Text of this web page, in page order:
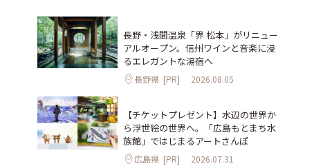
長野・浅間温泉「界 松本」がリニュー
アルオープン。信州ワインと音楽に浸
るエレガントな湯宿へ
長野県 [PR] 2026.08.05
【チケットプレゼント】水辺の世界か
ら浮世絵の世界へ。「広島もとまち水
族館」ではじまるアートさんぽ
広島県 [PR] 2026.07.31